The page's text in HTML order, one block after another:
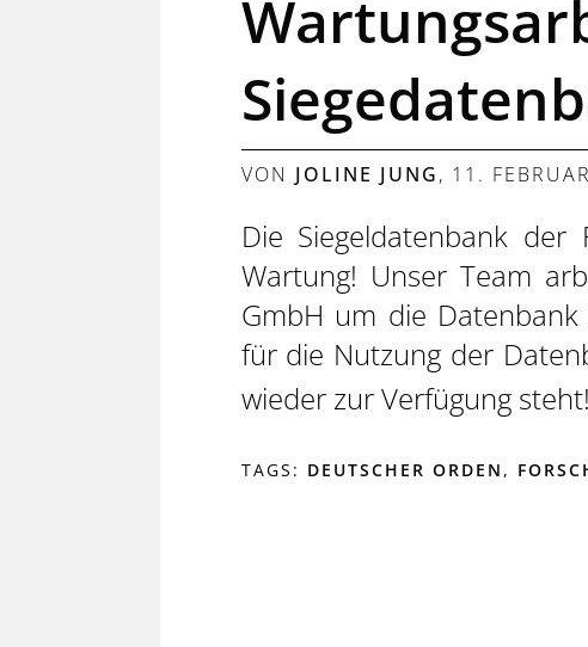
VON JOLINE JUNG, 11.
Die Siegeldatenbank
Wartung! Unser Team
GmbH um die
für die Nutzung der
wieder zur Verfügung
TAGS: DEUTSCHER ORDEN ,